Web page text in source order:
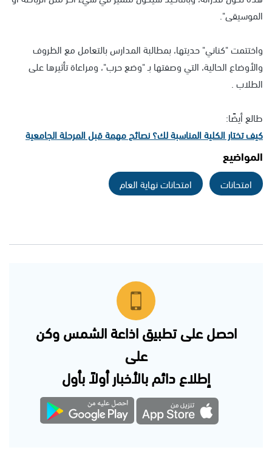
الموسيقى".
واختتمت "كناني" حديتها، بمطالبة المدارس بالتعامل مع الظروف
والأوضاع الحالية، التي وصفتها بـ "وضع حرب"، ومراعاة تأثيرها على
الطلاب .
طالع أيضًا:
كيف تختار الكلية المناسبة لك؟ نصائح مهمة قبل المرحلة الجامعية
المواضيع
امتحانات امتحانات نهاية العام
احصل على تطبيق اذاعة الشمس وكن
على
إطلاع دائم بالأخبار أولاً بأول